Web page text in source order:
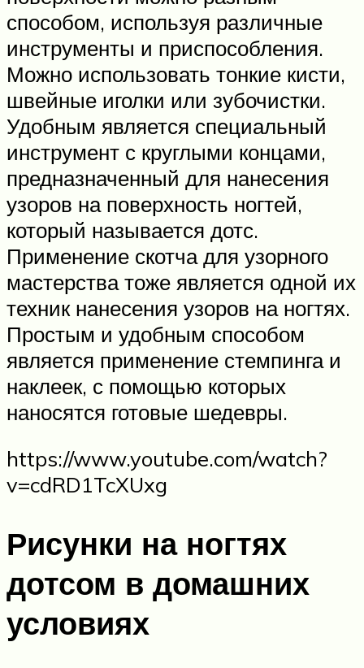
способом, используя различные
инструменты и приспособления.
Можно использовать тонкие кисти,
швейные иголки или зубочистки.
Удобным является специальный
инструмент с круглыми концами,
предназначенный для нанесения
узоров на поверхность ногтей,
который называется дотс.
Применение скотча для узорного
мастерства тоже является одной их
техник нанесения узоров на ногтях.
Простым и удобным способом
является применение стемпинга и
наклеек, с помощью которых
наносятся готовые шедевры.
https://www.youtube.com/watch?
v=cdRD1TcXUxg
Рисунки на ногтях
дотсом в домашних
условиях